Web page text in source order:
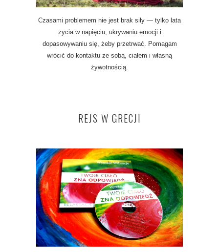
Czasami problemem nie jest brak siły — tylko lata
życia w napięciu, ukrywaniu emocji i
dopasowywaniu się, żeby przetrwać. Pomagam
wrócić do kontaktu ze sobą, ciałem i własną
żywotnością.
REJS W GRECJI